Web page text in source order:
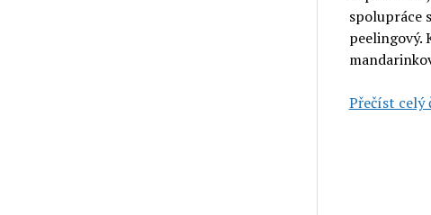
spolupráce
peelingový.
Přečíst celý